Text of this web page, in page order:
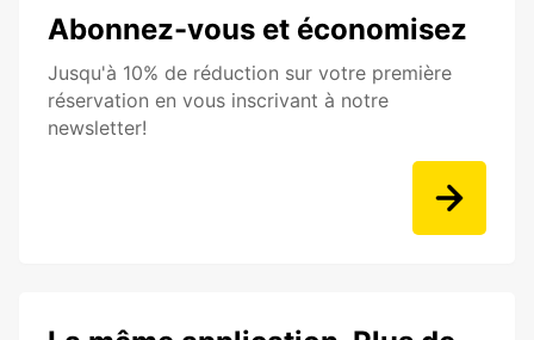
Abonnez-vous et économisez
Jusqu'à 10% de réduction sur votre première
réservation en vous inscrivant à notre
newsletter!